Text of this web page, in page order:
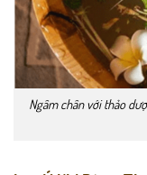
Ngâm chân với thảo